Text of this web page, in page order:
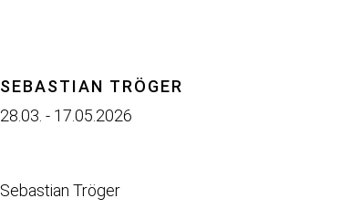
SEBASTIAN TRÖGER
28.03. - 17.05.2026
Sebastian Tröger